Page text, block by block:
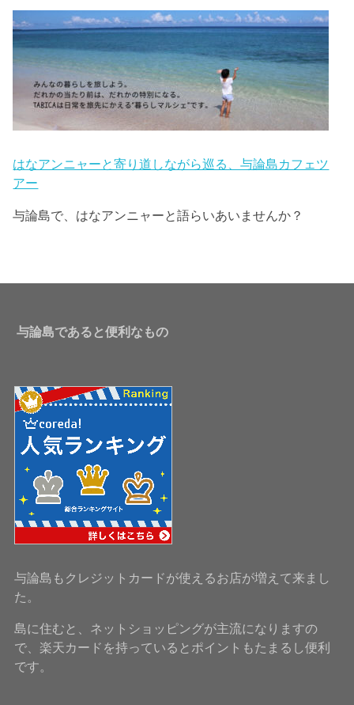
はなアンニャーと寄り道しながら巡る、与論島カフェツ
アー
与論島で、はなアンニャーと語らいあいませんか？
与論島であると便利なもの
与論島もクレジットカードが使えるお店が増えて来まし
た。
島に住むと、ネットショッピングが主流になりますの
で、楽天カードを持っているとポイントもたまるし便利
です。